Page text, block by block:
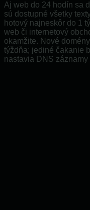
Aj web do 24 hodín sa
sú dostupné všetky
hotový najneskôr do 1
web či internetový
okamžite. Nové
týždňa; jediné čakanie
nastavia DNS